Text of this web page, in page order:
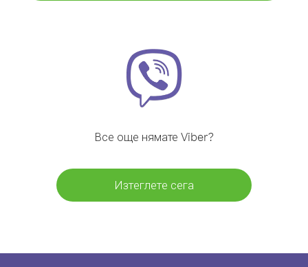
Все още нямате Viber?
Изтеглете сега